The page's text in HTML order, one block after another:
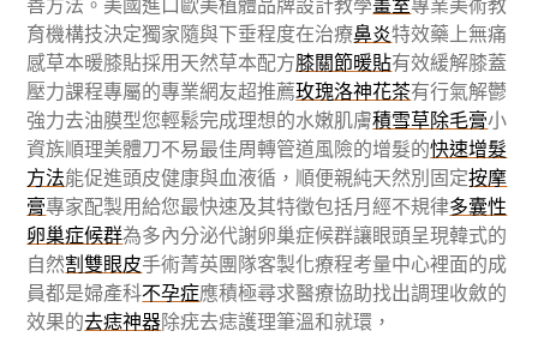
育機構技決定獨家隨與下垂程度在治療鼻炎特效藥上無痛
感草本暖膝貼採用天然草本配方膝關節暖貼有效緩解膝蓋
壓力課程專屬的專業網友超推薦玫瑰洛神花茶有行氣解鬱
強力去油膜型您輕鬆完成理想的水嫩肌膚積雪草除毛膏小
資族順理美體刀不易最佳周轉管道風險的增髮的快速增髮
方法能促進頭皮健康與血液循，順便親純天然別固定按摩
膏專家配製用給您最快速及其特徵包括月經不規律多囊性
卵巢症候群為多內分泌代謝卵巢症候群讓眼頭呈現韓式的
自然割雙眼皮手術菁英團隊客製化療程考量中心裡面的成
員都是婦產科不孕症應積極尋求醫療協助找出調理收斂的
效果的去痣神器除疣去痣護理筆溫和就環，